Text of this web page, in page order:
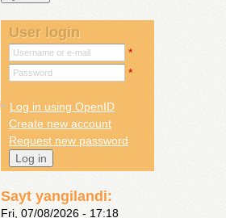
User login
Username or e-mail *
Password *
Log in using OpenID
Create new account
Request new password
Sayt yangilandi:
Fri, 07/08/2026 - 17:18